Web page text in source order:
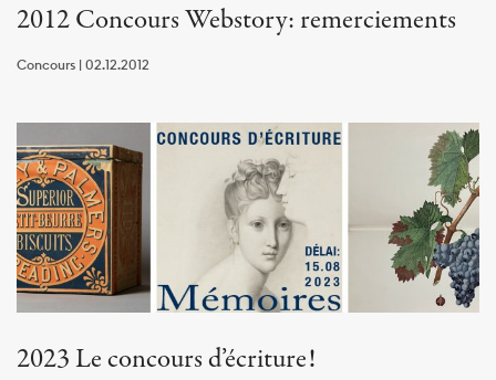
2012 Concours Webstory: remerciements
Concours | 02.12.2012
2023 Le concours d’écriture!